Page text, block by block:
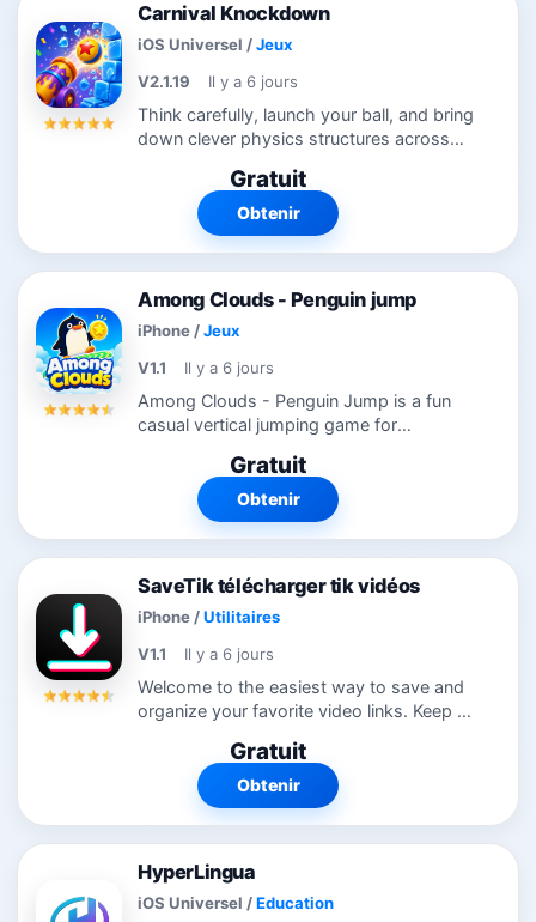
Carnival Knockdown
iOS Universel /Jeux
V2.1.19
Il y a 6 jours
Think carefully, launch your ball, and bring
down clever physics structures across
small destruction puzzle: find the weak
spot, use limited shots...
Gratuit
Obtenir
Among Clouds - Penguin jump
iPhone /Jeux
V1.1
Il y a 6 jours
Among Clouds - Penguin Jump is a fun
casual vertical jumping game for
jump on floating clouds, climb upward
nonstop, and chase the highest score
within a...
Gratuit
Obtenir
SaveTik télécharger tik vidéos
iPhone /Utilitaires
V1.1
Il y a 6 jours
Welcome to the easiest way to save and
organize your favorite video links. Keep all
convenient place and access them
anytime, anywhere. Features - Save...
Gratuit
Obtenir
HyperLingua
iOS Universel /Education